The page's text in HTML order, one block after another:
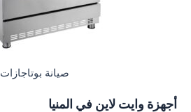
صيانة بوتاجازات
أجهزة وايت لاين في المنيا